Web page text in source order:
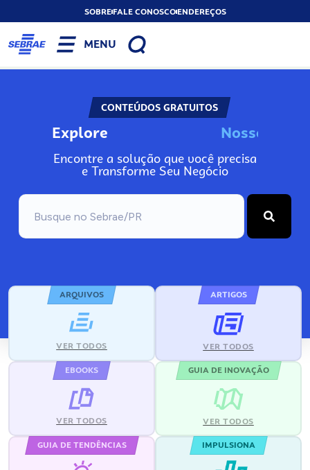
SOBREFALE CONOSCOENDEREÇOS
MENU
CONTEÚDOS GRATUITOS
Explore No
Encontre a solução que você precisa
e Transforme Seu Negócio
ARQUIVOS
VER TODOS
ARTIGOS
VER TODOS
EBOOKS
VER TODOS
GUIA DE INOVAÇÃO
VER TODOS
GUIA DE TENDÊNCIAS IMPULSIONA